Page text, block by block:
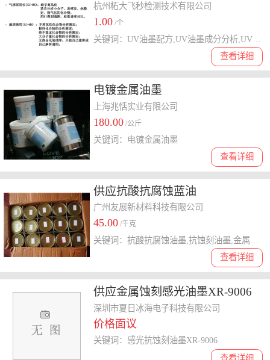
杭州柘大飞秒检测技术有限公司
1.00 /个
查看详细
电镀金属油墨
上海兆恬实业有限公司
180.00 /公斤
查看详细
关键词：电镀金属油墨
供应抗酸抗腐蚀蓝油
广州友展新材料科技有限公司
45.00 /千克
查看详细
关键词：抗酸抗腐蚀油墨,抗蚀刻油墨,金属保护油墨
供应金属蚀刻感光油墨XR-9006
深圳市夏日冰海电子科技有限公司
价格面议
查看详细
关键词：感光抗蚀刻油墨XR-9006